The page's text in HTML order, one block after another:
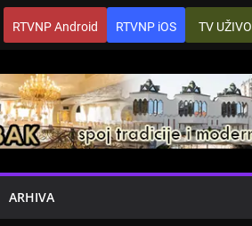
RTVNP Android RTVNP iOS TV UŽIVO
ARHIVA